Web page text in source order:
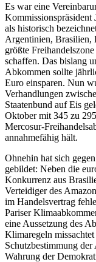
Es war eine
Kommissionspräsident
als historisch
Argentinien, Brasilien,
größte
schaffen. Das bislang
Abkommen sollte
Euro einsparen. Nun
Verhandlungen
Staatenbund auf Eis
Oktober mit 345 zu
Mercosur-
annahmefähig hält.
Ohnehin hat sich
gebildet: Neben die
Konkurrenz aus
Verteidiger des
im Handelsvertrag
Pariser
eine Aussetzung des
Klimaregeln
Schutzbestimmung
Wahrung der